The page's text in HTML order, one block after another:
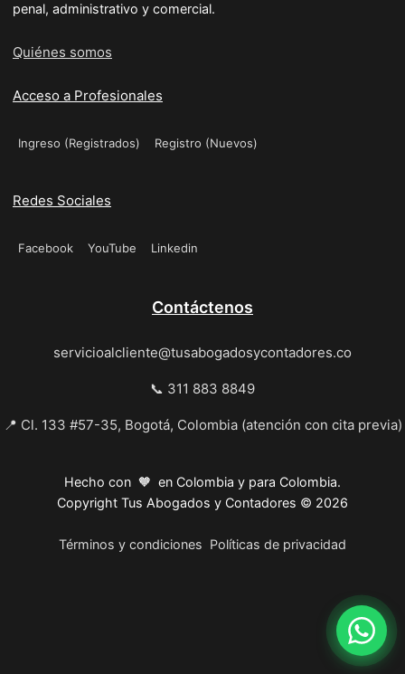
penal, administrativo y comercial.
Quiénes somos
Acceso a Profesionales
Ingreso (Registrados) Registro (Nuevos)
Redes Sociales
Facebook YouTube Linkedin
Contáctenos
servicioalcliente@tusabogadosycontadores.co
📞 311 883 8849
📍 Cl. 133 #57-35, Bogotá, Colombia (atención con cita previa)
Hecho con 🧡 en Colombia y para Colombia.
Copyright Tus Abogados y Contadores © 2026
Términos y condiciones Políticas de privacidad